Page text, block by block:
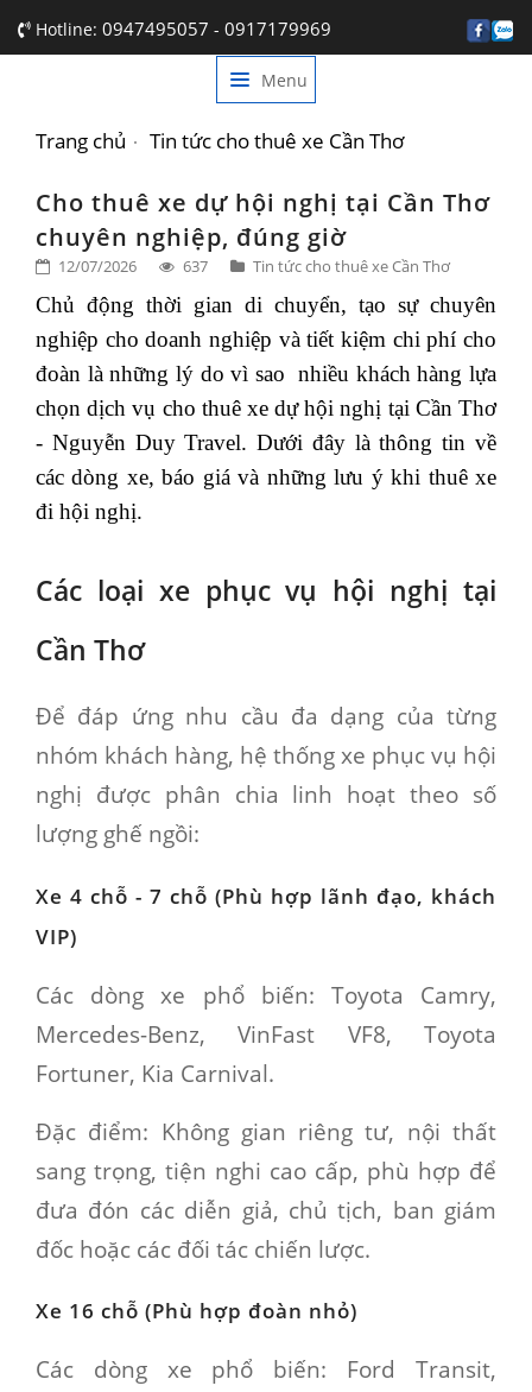
Hotline: 0947495057 - 0917179969
Menu
GIỚI THIỆU
DỊCH VỤ
BẢNG GIÁ
TIN TỨC
LIÊN HỆ
Trang chủ Tin tức cho thuê xe Cần Thơ
Cho thuê xe dự hội nghị tại Cần Thơ
chuyên nghiệp, đúng giờ
12/07/2026 637 Tin tức cho thuê xe Cần Thơ
Chủ động thời gian di chuyển, tạo sự chuyên
nghiệp cho doanh nghiệp và tiết kiệm chi phí cho
đoàn là những lý do vì sao  nhiều khách hàng lựa
chọn dịch vụ cho thuê xe dự hội nghị tại Cần Thơ
- Nguyễn Duy Travel. Dưới đây là thông tin về
các dòng xe, báo giá và những lưu ý khi thuê xe
đi hội nghị.
Các loại xe phục vụ hội nghị tại
Cần Thơ
Để đáp ứng nhu cầu đa dạng của từng
nhóm khách hàng, hệ thống xe phục vụ hội
nghị được phân chia linh hoạt theo số
lượng ghế ngồi:
Xe 4 chỗ - 7 chỗ (Phù hợp lãnh đạo, khách
VIP)
Các dòng xe phổ biến: Toyota Camry,
Mercedes-Benz, VinFast VF8, Toyota
Fortuner, Kia Carnival.
Đặc điểm: Không gian riêng tư, nội thất
sang trọng, tiện nghi cao cấp, phù hợp để
đưa đón các diễn giả, chủ tịch, ban giám
đốc hoặc các đối tác chiến lược.
Xe 16 chỗ (Phù hợp đoàn nhỏ)
Các dòng xe phổ biến: Ford Transit,